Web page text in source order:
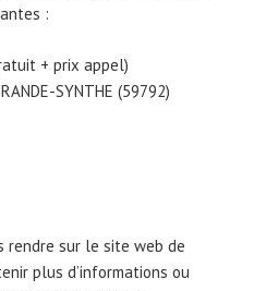
:
+ prix appel)
SYNTHE (59792)
rendre sur le site web de
plus d’informations ou